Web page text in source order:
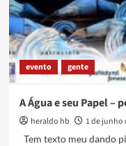
não
ser
pego!
evento gente
A Água e seu Papel –
heraldo hb 1 de junho
Tem texto meu dando